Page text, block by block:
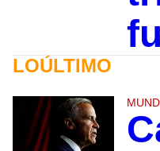
LOÚLTIMO